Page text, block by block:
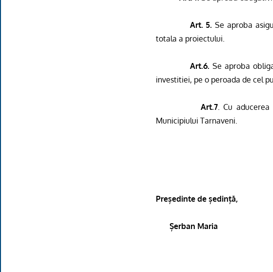
Art. 5. Se aproba
totala a proiectului.
Art.6. Se aproba
investitiei, pe o peroada de cel
Art.7. Cu
Municipiului Tarnaveni.
Președinte de ședință,
Șerban Maria